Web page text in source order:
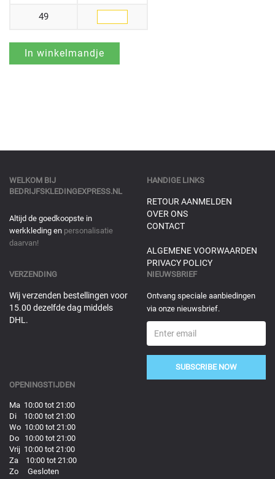
49
WELKOM BIJ
BEDRIJFSKLEDINGEXPRESS.NL
Altijd de goedkoopste in
werkkleding en personalisatie
daarvan!
HANDIGE LINKS
RETOUR AANMELDEN
OVER ONS
CONTACT
ALGEMENE VOORWAARDEN
PRIVACY POLICY
VERZENDING
Wij verzenden bestellingen voor
15.00 dezelfde dag middels
DHL.
NIEUWSBRIEF
Ontvang speciale aanbiedingen
via onze nieuwsbrief.
SUBSCRIBE NOW
OPENINGSTIJDEN
Ma 10:00 tot 21:00
Di 10:00 tot 21:00
Wo 10:00 tot 21:00
Do 10:00 tot 21:00
Vrij 10:00 tot 21:00
Za 10:00 tot 21:00
Zo Gesloten